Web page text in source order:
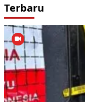
Terbaru